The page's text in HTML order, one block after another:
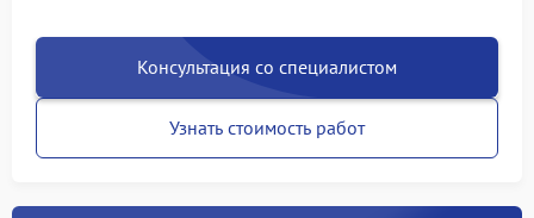
Консультация со специалистом
Узнать стоимость работ